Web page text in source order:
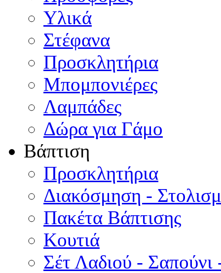
Υλικά
Στέφανα
Προσκλητήρια
Μπομπονιέρες
Λαμπάδες
Δώρα για Γάμο
Βάπτιση
Προσκλητήρια
Διακόσμηση -
Πακέτα Βάπτισης
Κουτιά
Σέτ Λαδιού - Σαπούνι